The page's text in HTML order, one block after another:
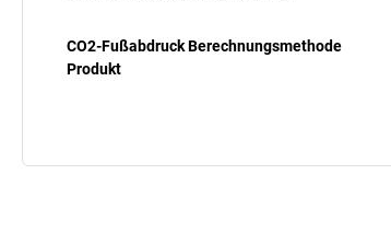
CO2-Fußabdruck Berechnungsmethode
Produkt